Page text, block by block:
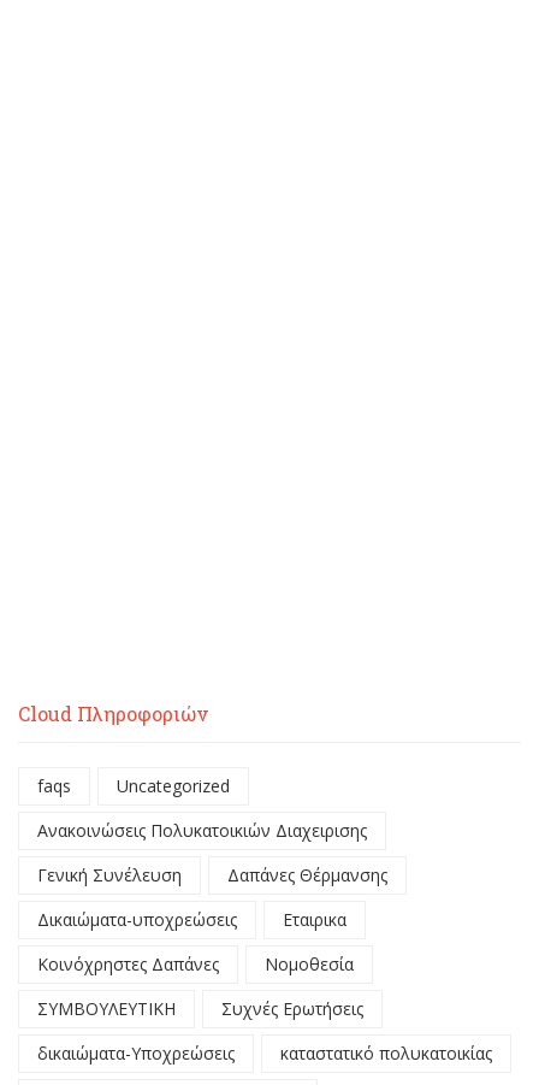
Cloud Πληροφοριών
faqs
Uncategorized
Ανακοινώσεις Πολυκατοικιών Διαχειρισης
Γενική Συνέλευση
Δαπάνες Θέρμανσης
Δικαιώματα-υποχρεώσεις
Εταιρικα
Κοινόχρηστες Δαπάνες
Νομοθεσία
ΣΥΜΒΟΥΛΕΥΤΙΚΗ
Συχνές Ερωτήσεις
δικαιώματα-Υποχρεώσεις
καταστατικό πολυκατοικίας